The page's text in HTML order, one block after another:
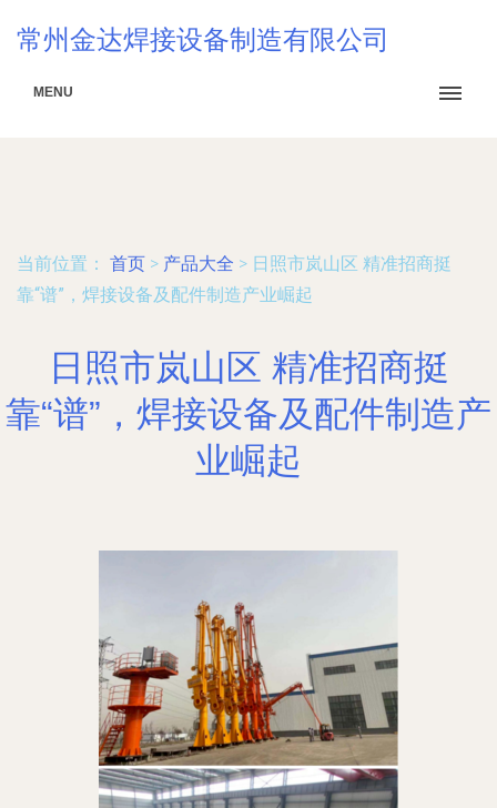
常州金达焊接设备制造有限公司
MENU
当前位置： 首页 > 产品大全 > 日照市岚山区 精准招商挺
靠“谱”，焊接设备及配件制造产业崛起
日照市岚山区 精准招商挺
靠“谱”，焊接设备及配件制造产
业崛起